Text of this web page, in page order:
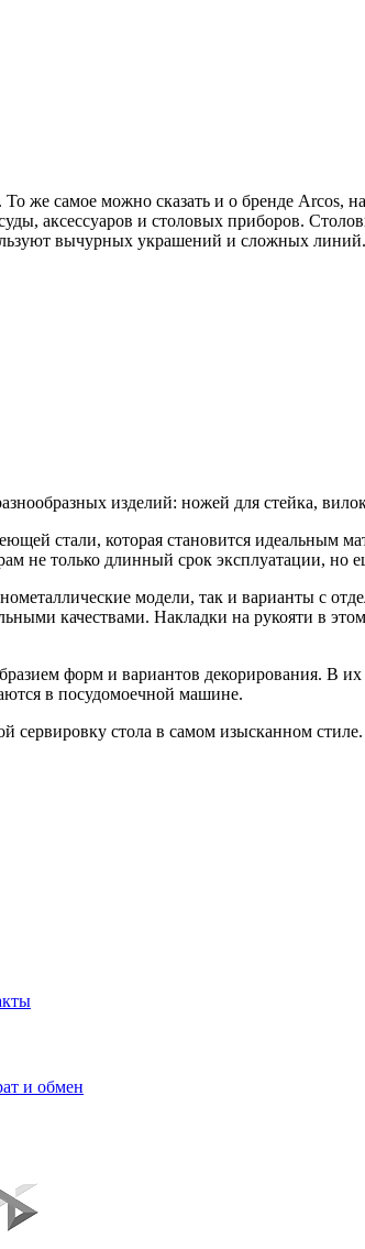
же самое можно сказать и о бренде Arcos,
аксессуаров и столовых приборов.
вычурных украшений и сложных
изделий: ножей для стейка,
стали, которая становится идеальным
не только длинный срок эксплуатации,
модели, так и варианты с
качествами. Накладки на рукояти в
форм и вариантов декорирования. В
в посудомоечной машине.
сервировку стола в самом изысканном стиле.
и обмен